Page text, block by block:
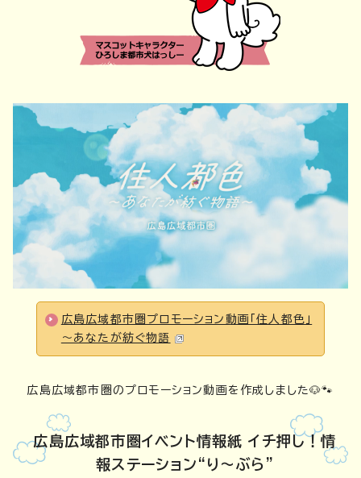
広島広域都市圏プロモーション動画「住人都色」
～あなたが紡ぐ物語
広島広域都市圏のプロモーション動画を作成しました🐶🐾
広島広域都市圏イベント情報紙 イチ押し！情
報ステーション“り～ぶら”